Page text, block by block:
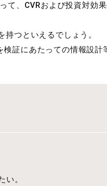
て、CVRおよび投資対効
つといえるでしょう。
証にあたっての情報設計
い。